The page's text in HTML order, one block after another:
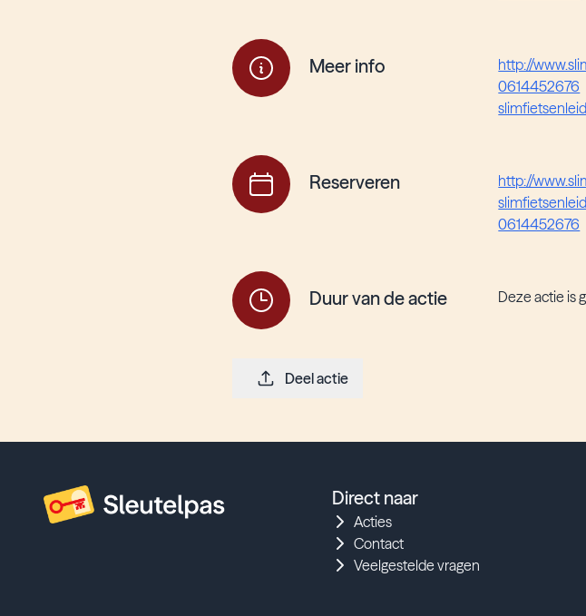
Meer info
http://
0614452676
Reserveren
http://
0614452676
Duur van de actie Deze actie is
Deel actie
Direct naar
Acties
Contact
Veelgestelde vragen